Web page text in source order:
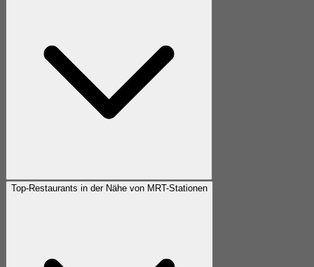
Top-Restaurants in der Nähe von MRT-Stationen